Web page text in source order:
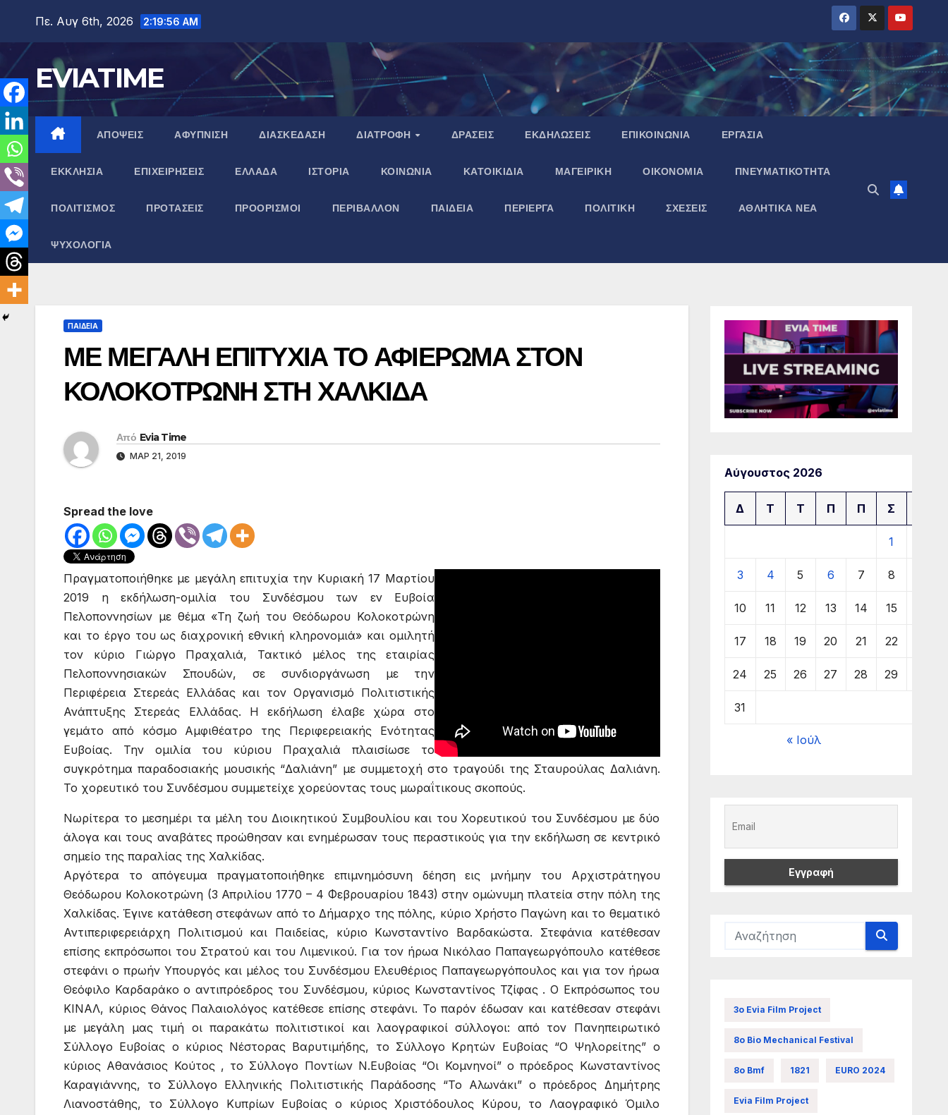
περιεχόμενο
Πε. Αυγ 6th, 2026 2:19:57 AM
EVIATIME
ΑΠΟΨΕΙΣ ΑΦΥΠΝΙΣΗ ΔΙΑΣΚΕΔΑΣΗ ΔΙΑΤΡΟΦΗ ΔΡΑΣΕΙΣ ΕΚΔΗΛΩΣΕΙΣ ΕΠΙΚΟΙΝΩΝΙΑ ΕΡΓΑΣΙΑ
ΕΚΚΛΗΣΙΑ ΕΠΙΧΕΙΡΗΣΕΙΣ ΕΛΛΑΔΑ ΙΣΤΟΡΙΑ ΚΟΙΝΩΝΙΑ ΚΑΤΟΙΚΙΔΙΑ ΜΑΓΕΙΡΙΚΗ ΟΙΚΟΝΟΜΙΑ ΠΝΕΥΜΑΤΙΚΌΤΗΤΑ
ΠΟΛΙΤΙΣΜΟΣ ΠΡΟΤΑΣΕΙΣ ΠΡΟΟΡΙΣΜΟΙ ΠΕΡΙΒΑΛΛΟΝ ΠΑΙΔΕΙΑ ΠΕΡΙΕΡΓΑ ΠΟΛΙΤΙΚΗ ΣΧΕΣΕΙΣ ΑΘΛΗΤΙΚΑ ΝΕΑ
ΨΥΧΟΛΟΓΙΑ
ΠΑΙΔΕΙΑ
ΜΕ ΜΕΓΑΛΗ ΕΠΙΤΥΧΙΑ ΤΟ ΑΦΙΕΡΩΜΑ ΣΤΟΝ
ΚΟΛΟΚΟΤΡΩΝΗ ΣΤΗ ΧΑΛΚΙΔΑ
Από Evia Time
ΜΑΡ 21, 2019
Spread the love
Πραγματοποιήθηκε με μεγάλη επιτυχία την Κυριακή 17 Μαρτίου
2019 η εκδήλωση-ομιλία του Συνδέσμου των εν Ευβοία
Πελοποννησίων με θέμα «Τη ζωή του Θεόδωρου Κολοκοτρώνη
και το έργο του ως διαχρονική εθνική κληρονομιά» και ομιλητή
τον κύριο Γιώργο Πραχαλιά, Τακτικό μέλος της εταιρίας
Πελοποννησιακών Σπουδών, σε συνδιοργάνωση με την
Περιφέρεια Στερεάς Ελλάδας και τον Οργανισμό Πολιτιστικής
Ανάπτυξης Στερεάς Ελλάδας. Η εκδήλωση έλαβε χώρα στο
γεμάτο από κόσμο Αμφιθέατρο της Περιφερειακής Ενότητας
Ευβοίας. Την ομιλία του κύριου Πραχαλιά πλαισίωσε το
συγκρότημα παραδοσιακής μουσικής “Δαλιάνη” με συμμετοχή στο τραγούδι της Σταυρούλας Δαλιάνη.
Το χορευτικό του Συνδέσμου συμμετείχε χορεύοντας τους μωραΐτικους σκοπούς.
Νωρίτερα το μεσημέρι τα μέλη του Διοικητικού Συμβουλίου και του Χορευτικού του Συνδέσμου με δύο
άλογα και τους αναβάτες προώθησαν και ενημέρωσαν τους περαστικούς για την εκδήλωση σε κεντρικό
σημείο της παραλίας της Χαλκίδας.
Αργότερα το απόγευμα πραγματοποιήθηκε επιμνημόσυνη δέηση εις μνήμην του Αρχιστράτηγου
Θεόδωρου Κολοκοτρώνη (3 Απριλίου 1770 – 4 Φεβρουαρίου 1843) στην ομώνυμη πλατεία στην πόλη της
Χαλκίδας. Έγινε κατάθεση στεφάνων από το Δήμαρχο της πόλης, κύριο Χρήστο Παγώνη και το θεματικό
Αντιπεριφερειάρχη Πολιτισμού και Παιδείας, κύριο Κωνσταντίνο Βαρδακώστα. Στεφάνια κατέθεσαν
επίσης εκπρόσωποι του Στρατού και του Λιμενικού. Για τον ήρωα Νικόλαο Παπαγεωργόπουλο κατέθεσε
στεφάνι ο πρωήν Υπουργός και μέλος του Συνδέσμου Ελευθέριος Παπαγεωργόπουλος και για τον ήρωα
Θεόφιλο Καρδαράκο ο αντιπρόεδρος του Συνδέσμου, κύριος Κωνσταντίνος Τζίφας . Ο Εκπρόσωπος του
ΚΙΝΑΛ, κύριος Θάνος Παλαιολόγος κατέθεσε επίσης στεφάνι. Το παρόν έδωσαν και κατέθεσαν στεφάνι
με μεγάλη μας τιμή οι παρακάτω πολιτιστικοί και λαογραφικοί σύλλογοι: από τον Πανηπειρωτικό
Σύλλογο Ευβοίας ο κύριος Νέστορας Βαρυτιμήδης, το Σύλλογο Κρητών Ευβοίας “Ο Ψηλορείτης” ο
κύριος Αθανάσιος Κούτος , το Σύλλογο Ποντίων Ν.Ευβοίας “Οι Κομνηνοί” ο πρόεδρος Κωνσταντίνος
Καραγιάννης, το Σύλλογο Ελληνικής Πολιτιστικής Παράδοσης “Το Αλωνάκι” ο πρόεδρος Δημήτρης
Λιανοστάθης, το Σύλλογο Κυπρίων Ευβοίας ο κύριος Χριστόδουλος Κύρου, το Λαογραφικό Όμιλο
Αύγουστος 2026
Δ Τ Τ Π Π Σ
1
3 4 5 6 7 8
10 11 12 13 14 15
17 18 19 20 21 22
24 25 26 27 28 29
31
« Ιούλ
3ο Evia Film Project
8ο Bio Mechanical Festival
8ο Bmf 1821 EURO 2024
Evia Film Project